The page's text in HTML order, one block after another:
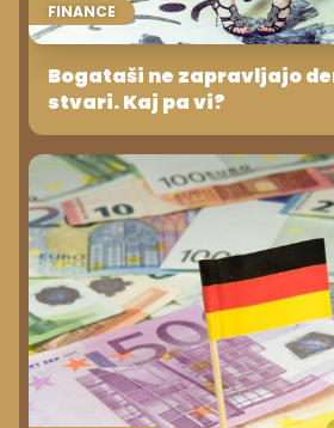
FINANCE
Bogataši ne zapravljajo
stvari. Kaj pa vi?